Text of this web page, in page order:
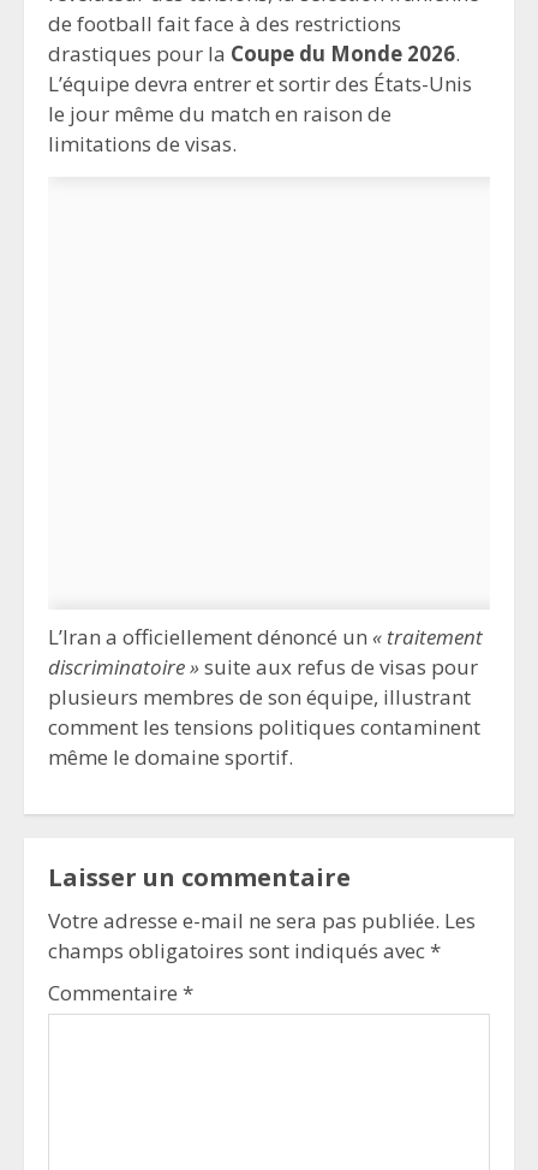
de football fait face à des restrictions
drastiques pour la Coupe du Monde 2026.
L’équipe devra entrer et sortir des États-Unis
le jour même du match en raison de
limitations de visas.
L’Iran a officiellement dénoncé un « traitement
discriminatoire » suite aux refus de visas pour
plusieurs membres de son équipe, illustrant
comment les tensions politiques contaminent
même le domaine sportif.
Laisser un commentaire
Votre adresse e-mail ne sera pas publiée. Les
champs obligatoires sont indiqués avec*
Commentaire *